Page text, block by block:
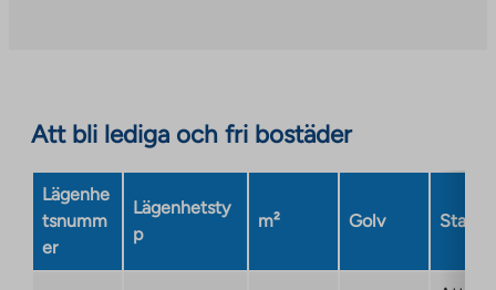
Att bli lediga och fri bostäder
Lägenhe
tsnumm
er
Lägenhetsty
p
m² Golv Status